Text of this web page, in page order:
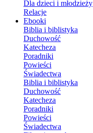
Dla dzieci i młodzieży
Relacje
Ebooki
Biblia i biblistyka
Duchowość
Katecheza
Poradniki
Powieści
Świadectwa
Biblia i biblistyka
Duchowość
Katecheza
Poradniki
Powieści
Świadectwa